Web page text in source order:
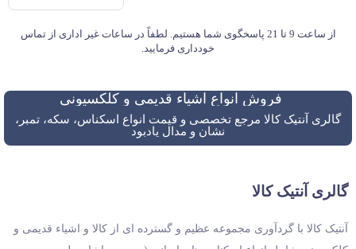
از ساعت 9 تا 21 پاسخگوی شما هستیم. لطفاً در ساعات غیر اداری از تماس
خودداری فرمایید.
فروش انواع اشیاء قدیمی و کلکسیونی
گالری آنتیک کالا مرجع تخصصی و قیمت انواع اسکناس، سکه، تمبر،
نشان و مدال یادبود
گالری آنتیک کالا
آنتیک کالا با گردآوری مجموعه عظیم و گسترده ای از کالا و اشیاء قدیمی و